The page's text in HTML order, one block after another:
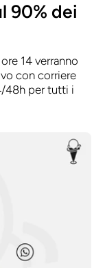
90% dei
14 verranno
con corriere
48h per tutti i